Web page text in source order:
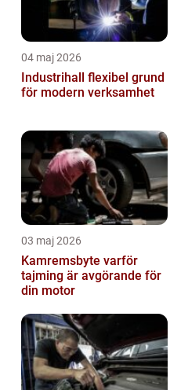
04 maj 2026
Industrihall flexibel grund
för modern verksamhet
03 maj 2026
Kamremsbyte varför
tajming är avgörande för
din motor